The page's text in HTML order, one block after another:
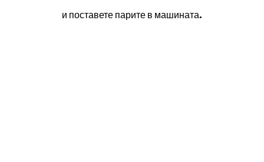
и поставете парите в машината.